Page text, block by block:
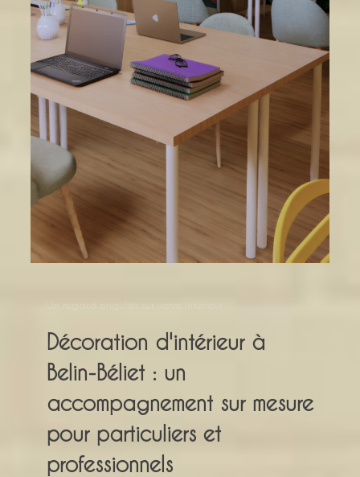
Un regard singulier sur votre intérieur
Décoration d'intérieur à
Belin-Béliet : un
accompagnement sur mesure
pour particuliers et
professionnels